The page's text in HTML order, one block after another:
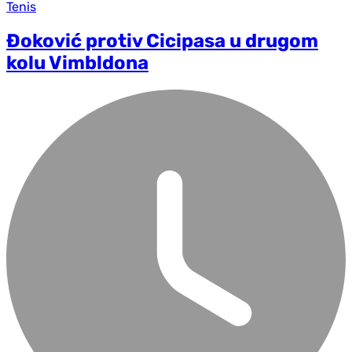
Tenis
Đoković protiv Cicipasa u drugom
kolu Vimbldona